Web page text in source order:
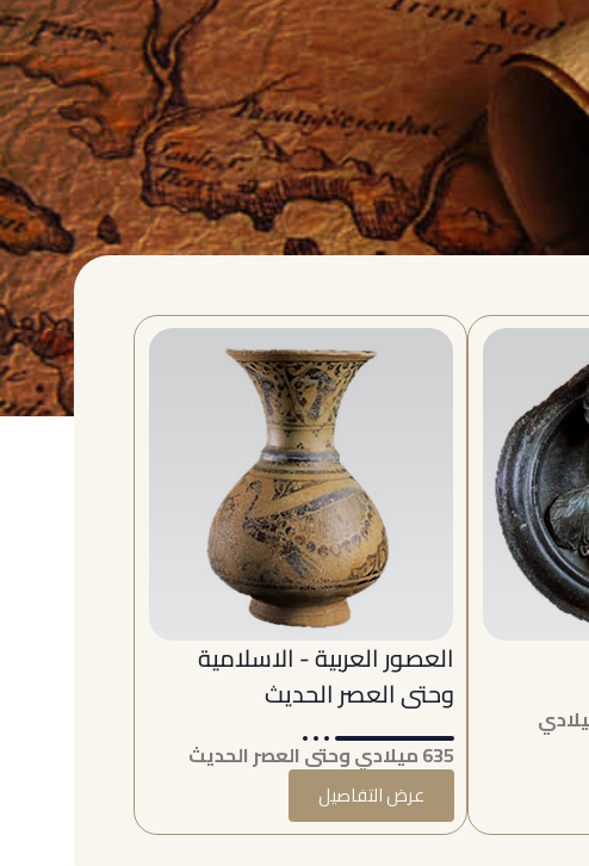
العصور العربية - الاسلامية
وحتى العصر الحديث
635 ميلادي وحتى العصر الحديث
عرض التفاصيل